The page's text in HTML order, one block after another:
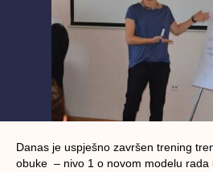
Danas je uspješno završen trening
obuke – nivo 1 o novom modelu rada